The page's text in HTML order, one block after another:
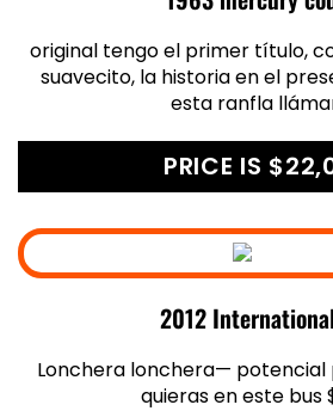
original tengo el primer título,
suavecito, la historia en el
esta ranfla
PRICE IS
2012
Lonchera lonchera— potencial
quieras en este bus